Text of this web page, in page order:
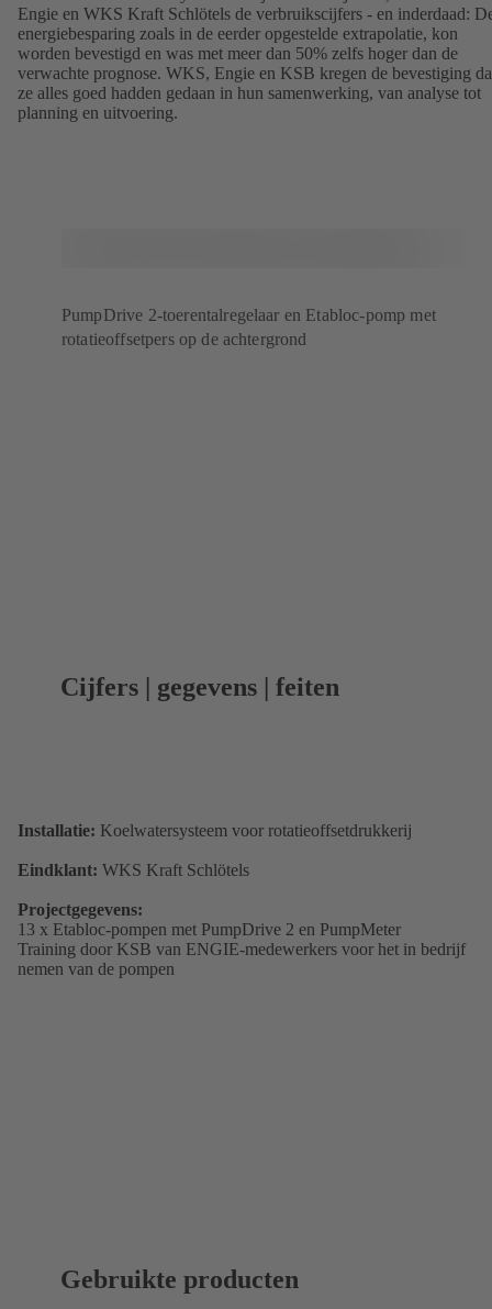
Engie en WKS Kraft Schlötels de verbruikscijfers - en inderdaad:
energiebesparing zoals in de eerder opgestelde extrapolatie, kon
worden bevestigd en was met meer dan 50% zelfs hoger dan de
verwachte prognose. WKS, Engie en KSB kregen de bevestiging
ze alles goed hadden gedaan in hun samenwerking, van analyse tot
planning en uitvoering.
PumpDrive 2-toerentalregelaar en Etabloc-pomp met
rotatieoffsetpers op de achtergrond
Cijfers | gegevens | feiten
Installatie: Koelwatersysteem voor rotatieoffsetdrukkerij
Eindklant: WKS Kraft Schlötels
Projectgegevens:
13 x Etabloc-pompen met PumpDrive 2 en PumpMeter
Training door KSB van ENGIE-medewerkers voor het in bedrijf
nemen van de pompen
Gebruikte producten